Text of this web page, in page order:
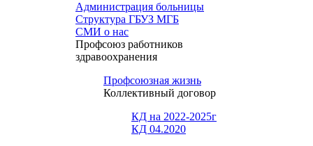
Администрация больницы
Структура ГБУЗ МГБ
СМИ о нас
Профсоюз работников
здравоохранения
Профсоюзная жизнь
Коллективный договор
КД на 2022-2025г
КД 04.2020